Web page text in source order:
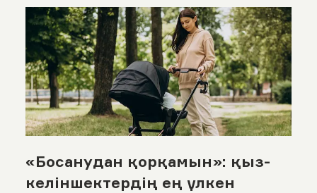
«Босанудан қорқамын»: қыз-
келіншектердің ең үлкен